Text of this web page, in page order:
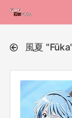
風夏